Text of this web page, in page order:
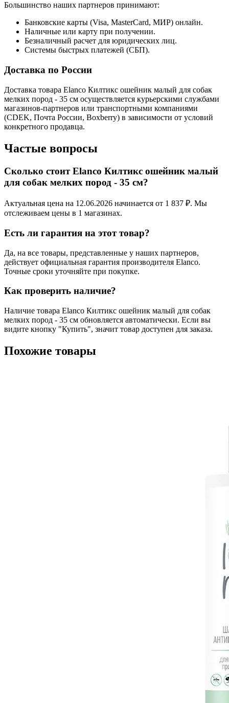
Большинство наших партнеров принимают:
Банковские карты (Visa, MasterCard, МИР) онлайн.
Наличные или карту при получении.
Безналичный расчет для юридических лиц.
Системы быстрых платежей (СБП).
Доставка по России
Доставка товара Elanco Килтикс ошейник малый для собак
мелких пород - 35 см осуществляется курьерскими службами
магазинов-партнеров или транспортными компаниями
(CDEK, Почта России, Boxberry) в зависимости от условий
конкретного продавца.
Частые вопросы
Сколько стоит Elanco Килтикс ошейник малый
для собак мелких пород - 35 см?
Актуальная цена на 12.06.2026 начинается от 1 837 ₽. Мы
отслеживаем цены в 1 магазинах.
Есть ли гарантия на этот товар?
Да, на все товары, представленные у наших партнеров,
действует официальная гарантия производителя Elanco.
Точные сроки уточняйте при покупке.
Как проверить наличие?
Наличие товара Elanco Килтикс ошейник малый для собак
мелких пород - 35 см обновляется автоматически. Если вы
видите кнопку "Купить", значит товар доступен для заказа.
Похожие товары